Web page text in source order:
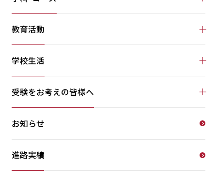
教育活動
学校生活
受験をお考えの皆様へ
お知らせ
進路実績